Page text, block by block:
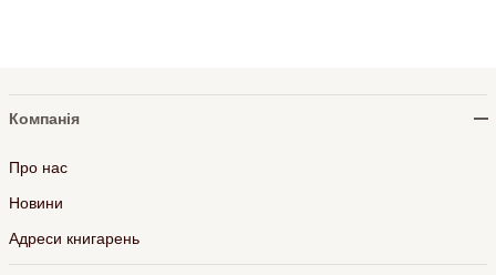
Компанія
Про нас
Новини
Адреси книгарень